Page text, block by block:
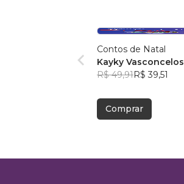
Contos de Natal
Kayky Vasconcelos
R$ 49,91R$ 39,51
Comprar